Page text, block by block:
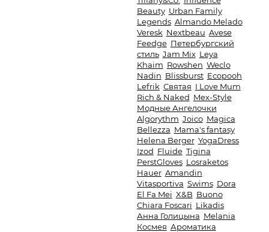
Beauty Urban Family
Legends Almando Melado
Veresk Nextbeau Avese
Feedge Петербургский
стиль Jam Mix Leya
Khaim Rowshen Weclo
Nadin Blissburst Ecopooh
Lefrik Святая I Love Mum
Rich & Naked Mex-Style
Модные Ангелочки
Algorythm Joico Magica
Bellezza Mama's fantasy
Helena Berger YogaDress
Izod Fluide Tigina
PerstGloves Losraketos
Hauer Amandin
Vitasportiva Swims Dora
El Fa Mei X&B Buono
Chiara Foscari Likadis
Анна Голицына Melania
Космея Ароматика